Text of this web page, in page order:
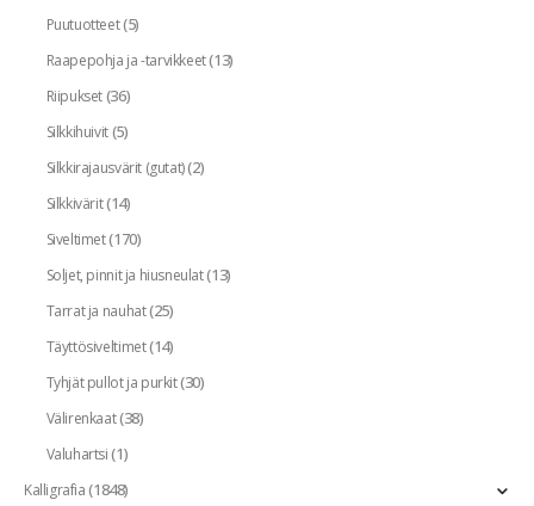
Puutuotteet(5)
Raapepohja ja -tarvikkeet(13)
Riipukset(36)
Silkkihuivit(5)
Silkkirajausvärit (gutat)(2)
Silkkivärit(14)
Siveltimet(170)
Soljet, pinnit ja hiusneulat(13)
Tarrat ja nauhat(25)
Täyttösiveltimet(14)
Tyhjät pullot ja purkit(30)
Välirenkaat(38)
Valuhartsi(1)
Kalligrafia(1848)